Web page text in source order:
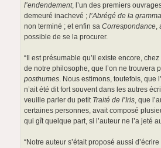
l’endendement, l’un des premiers
demeuré inachevé ; l’Abrégé de la
non terminé ; et enfin sa Correspondance,
possible de se la procurer.
“Il est présumable qu’il existe encore,
de notre philosophe, que l’on ne trouvera
posthumes. Nous estimons, toutefois, que
n’ait été dit fort souvent dans les autres
veuille parler du petit Traité de l’Iris, que
certaines personnes, avait composé
qui gît quelque part, si l’auteur ne l’a jeté
“Notre auteur s’était proposé aussi